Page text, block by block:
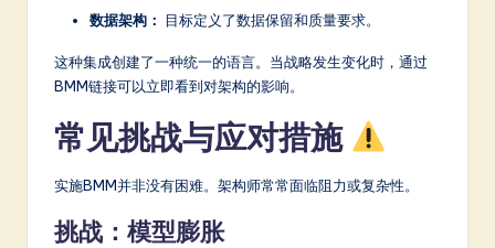
数据架构： 目标定义了数据保留和质量要求。
这种集成创建了一种统一的语言。当战略发生变化时，通过
BMM链接可以立即看到对架构的影响。
常见挑战与应对措施
实施BMM并非没有困难。架构师常常面临阻力或复杂性。
挑战：模型膨胀